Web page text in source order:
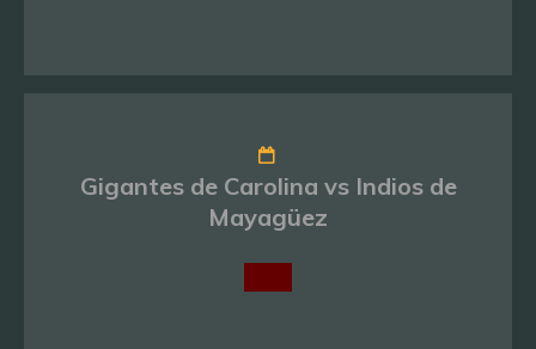
Gigantes de Carolina vs Indios de
Mayagüez